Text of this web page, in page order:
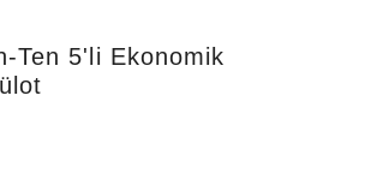
Ten 5'li Ekonomik